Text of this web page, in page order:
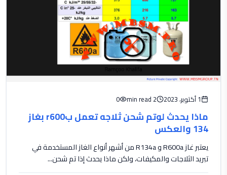
1 أكتوبر، 2023 2 min read
0
ماذا يحدث لوتم شحن ثلاجه تعمل بr600 بغاز
134 والعكس
يعتبر غاز R600a و R134a من أشهر أنواع الغاز المستخدمة في
تبريد الثلاجات والمكيفات، ولكن ماذا يحدث إذا تم شحن...